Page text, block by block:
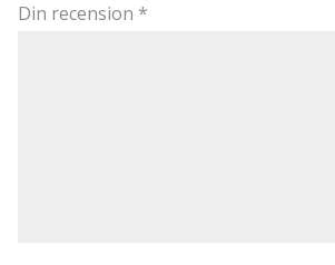
Din recension *